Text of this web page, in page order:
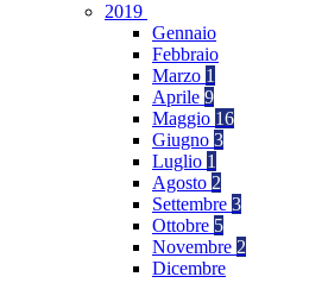
2019
Gennaio
Febbraio
Marzo 1
Aprile 9
Maggio 16
Giugno 3
Luglio 1
Agosto 2
Settembre 3
Ottobre 5
Novembre 2
Dicembre